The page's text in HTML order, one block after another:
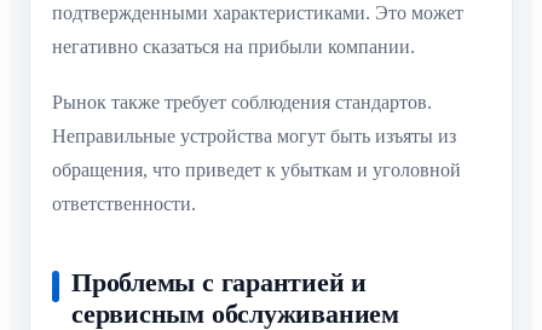
подтвержденными характеристиками. Это может
негативно сказаться на прибыли компании.
Рынок также требует соблюдения стандартов.
Неправильные устройства могут быть изъяты из
обращения, что приведет к убыткам и уголовной
ответственности.
Проблемы с гарантией и
сервисным обслуживанием